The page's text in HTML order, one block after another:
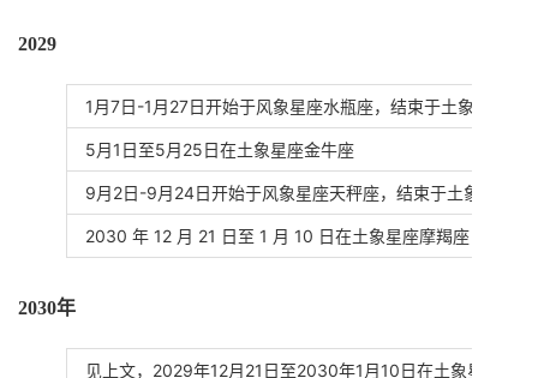
2029
1月7日-1月27日开始于风象星座水瓶座，结束于土象星座摩
5月1日至5月25日在土象星座金牛座
9月2日-9月24日开始于风象星座天秤座，结束于土象星座处
2030 年 12 月 21 日至 1 月 10 日在土象星座摩羯座
2030年
见上文，2029年12月21日至2030年1月10日在土象星座摩羯